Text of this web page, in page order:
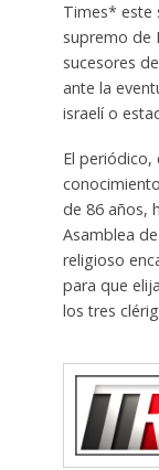
Times* este
supremo de
sucesores
ante la
israelí o
El periódico,
de 86 años,
Asamblea
religioso
para que
los tres